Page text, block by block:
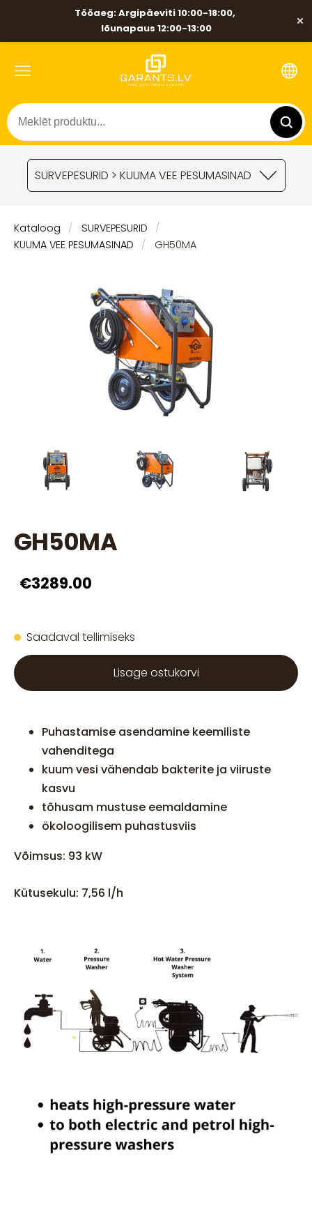
Tööaeg: Argipäeviti 10:00-18:00,
lõunapaus 12:00-13:00
×
SURVEPESURID > KUUMA VEE PESUMASINAD
Kataloog
SURVEPESURID
KUUMA VEE PESUMASINAD
GH50MA
GH50MA
€3289.00
Saadaval tellimiseks
Lisage ostukorvi
Puhastamise asendamine keemiliste
vahenditega
kuum vesi vähendab bakterite ja viiruste
kasvu
tõhusam mustuse eemaldamine
ökoloogilisem puhastusviis
Võimsus: 93 kW
Kütusekulu: 7,56 l/h